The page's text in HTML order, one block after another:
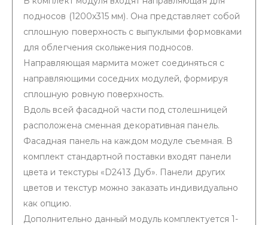
подносов (1200х315 мм). Она представляет собой
сплошную поверхность с выпуклыми формовками
для облегчения скольжения подносов.
Направляющая мармита может соединяться с
направляющими соседних модулей, формируя
сплошную ровную поверхность.
Вдоль всей фасадной части под столешницей
расположена сменная декоративная панель.
Фасадная панель на каждом модуле съемная. В
комплект стандартной поставки входят панели
цвета и текстуры «D2413 Дуб». Панели других
цветов и текстур можно заказать индивидуально
как опцию.
Дополнительно данный модуль комплектуется 1-